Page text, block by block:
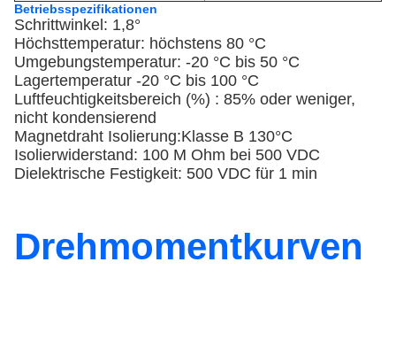
Betriebsspezifikationen
Schrittwinkel: 1,8°
Höchsttemperatur: höchstens 80 °C
Umgebungstemperatur: -20 °C bis 50 °C
Lagertemperatur -20 °C bis 100 °C
Luftfeuchtigkeitsbereich (%) : 85% oder weniger,
nicht kondensierend
Magnetdraht Isolierung:Klasse B 130°C
Isolierwiderstand: 100 M Ohm bei 500 VDC
Dielektrische Festigkeit: 500 VDC für 1 min
Drehmomentkurven